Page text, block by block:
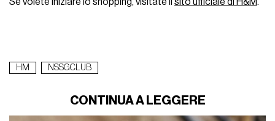
HM NSSGCLUB
CONTINUA A LEGGERE